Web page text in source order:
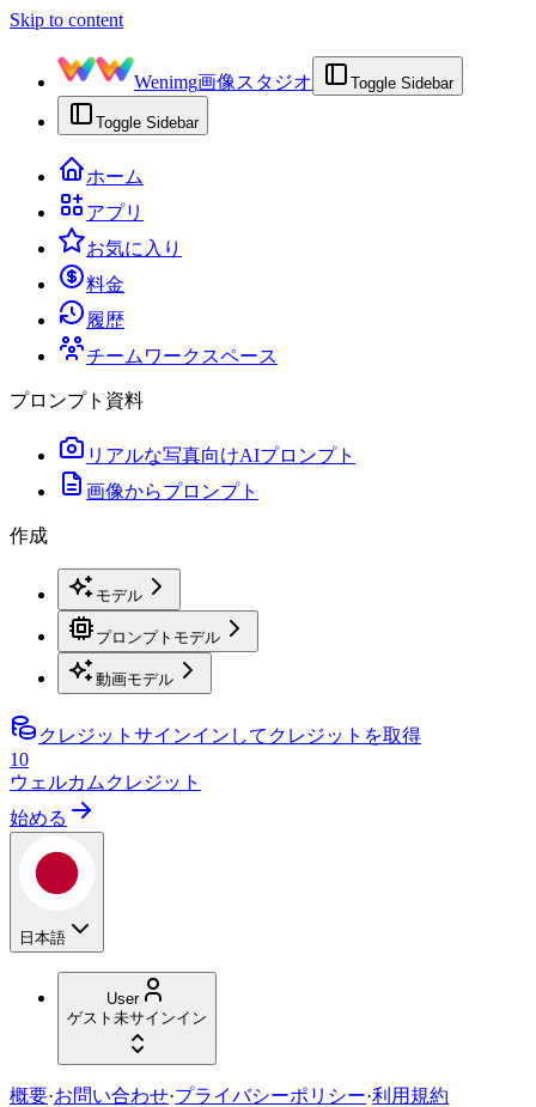
Skip to content
Wenimg画像スタジオ Toggle Sidebar
Toggle Sidebar
ホーム
アプリ
お気に入り
料金
履歴
チームワークスペース
プロンプト資料
リアルな写真向けAIプロンプト
画像からプロンプト
作成
モデル
プロンプトモデル
動画モデル
クレジット サインインしてクレジットを取得
10
ウェルカムクレジット
始める
日本語
User
ゲスト 未サインイン
概要·お問い合わせ·プライバシーポリシー·利用規約